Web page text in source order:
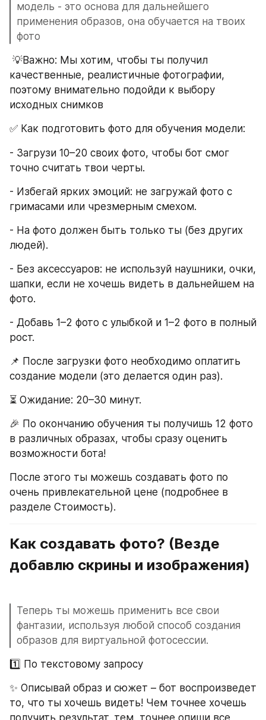
модель - это основа для дальнейшего
применения образов, она обучается на твоих
фото
качественные, реалистичные фотографии,
поэтому внимательно подойди к выбору
исходных снимков
✅ Как подготовить фото для обучения модели:
- Загрузи 10–20 своих фото, чтобы бот смог
точно считать твои черты.
- Избегай ярких эмоций: не загружай фото с
гримасами или чрезмерным смехом.
- На фото должен быть только ты (без других
людей).
- Без аксессуаров: не используй наушники, очки,
шапки, если не хочешь видеть в дальнейшем на
фото.
- Добавь 1–2 фото с улыбкой и 1–2 фото в полный
рост.
📌 После загрузки фото необходимо оплатить
создание модели (это делается один раз).
⏳ Ожидание: 20–30 минут.
🎉 По окончанию обучения ты получишь 12 фото
в различных образах, чтобы сразу оценить
возможности бота!
После этого ты можешь создавать фото по
очень привлекательной цене (подробнее в
разделе Стоимость).
Как создавать фото? (Везде
добавлю скрины и изображения)
Теперь ты можешь применить все свои
фантазии, используя любой способ создания
образов для виртуальной фотосессии.
1️⃣ По текстовому запросу
✨ Описывай образ и сюжет – бот воспроизведет
то, что ты хочешь видеть! Чем точнее хочешь
получить результат, тем  точнее опиши все